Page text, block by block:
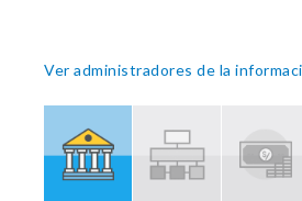
Ver administradores de la